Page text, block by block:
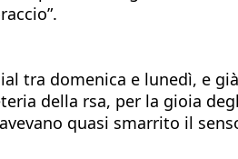
tra domenica e lunedì, e
della rsa, per la gioia
quasi smarrito il